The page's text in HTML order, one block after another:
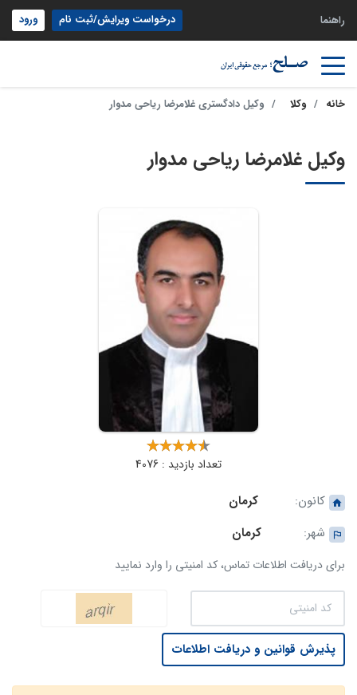
راهنما درخواست ویرایش/ثبت نام ورود
خانه وکلا وکیل دادگستری غلامرضا ریاحی مدوار
وکیل غلامرضا ریاحی مدوار
تعداد بازدید : 4076
کانون:
کرمان
شهر:
کرمان
برای دریافت اطلاعات تماس، کد امنیتی را وارد نمایید
پذیرش قوانین و دریافت اطلاعات